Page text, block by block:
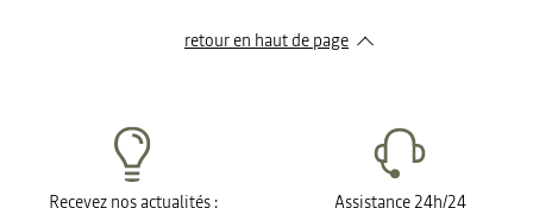
retour en haut de page​
Recevez nos actualités : Assistance 24h/24